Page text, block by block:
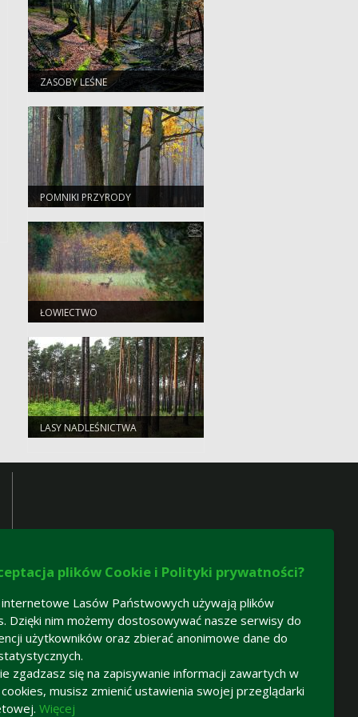
ZASOBY LEŚNE
POMNIKI PRZYRODY
ŁOWIECTWO
LASY NADLEŚNICTWA
plików Cookie i Polityki prywatności?
Lasów Państwowych używają plików
Dzięki nim możemy dostosowywać nasze serwisy do
użytkowników oraz zbierać anonimowe dane do
zgadzasz się na zapisywanie informacji zawartych w
cookies, musisz zmienić ustawienia swojej przeglądarki
Więcej